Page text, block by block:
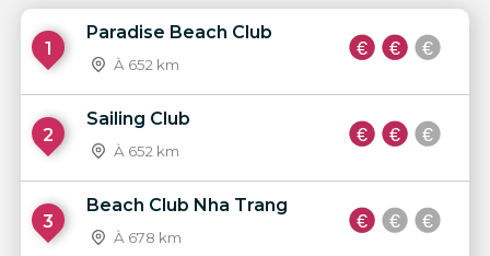
1
Paradise Beach Club
À 652 km
2
Sailing Club
À 652 km
3
Beach Club Nha Trang
À 678 km